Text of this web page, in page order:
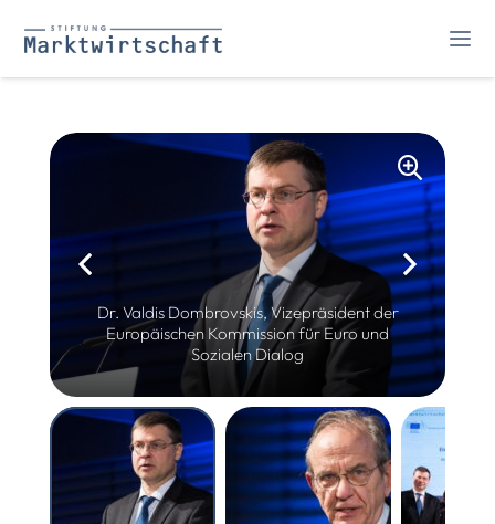
Dr. Valdis Dombrovskis, Vizepräsident der
Europäischen Kommission für Euro und
Sozialen Dialog